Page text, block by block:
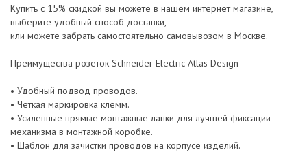
Купить с 15% скидкой вы можете в нашем интернет магазине,
выберите удобный способ доставки,
или можете забрать самостоятельно самовывозом в Москве.
Преимущества розеток Schneider Electric Atlas Design
• Удобный подвод проводов.
• Четкая маркировка клемм.
• Усиленные прямые монтажные лапки для лучшей фиксации
механизма в монтажной коробке.
• Шаблон для зачистки проводов на корпусе изделий.